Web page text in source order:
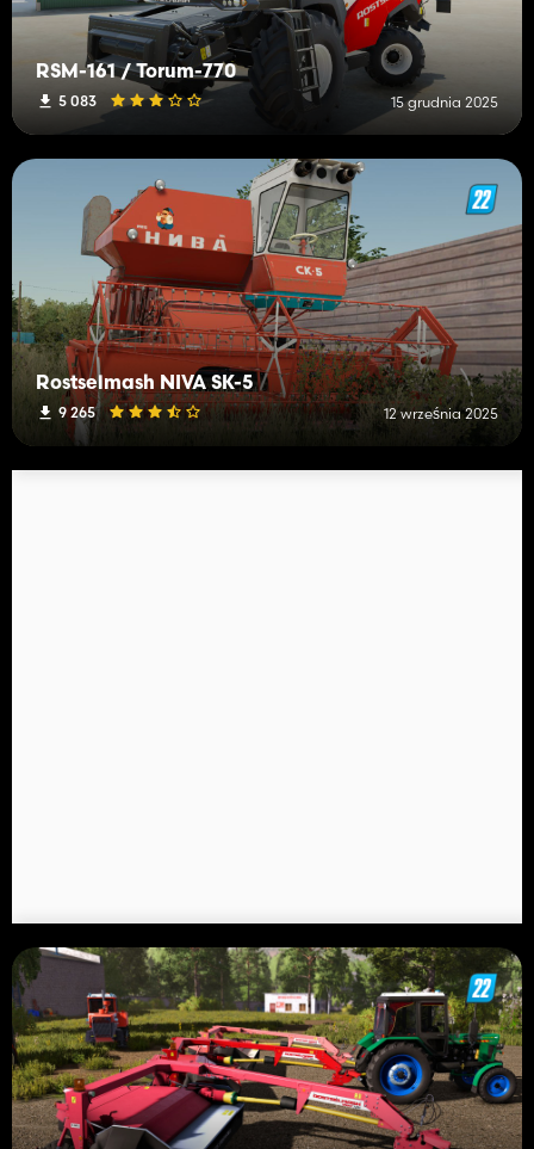
RSM-161 / Torum-770
5 083 15 grudnia 2025
Rostselmash NIVA SK-5
9 265 12 września 2025